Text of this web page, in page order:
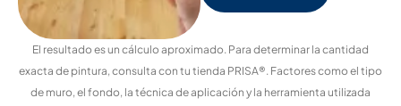
El resultado es un cálculo aproximado. Para determinar la cantidad
exacta de pintura, consulta con tu tienda PRISA®. Factores como el tipo
de muro, el fondo, la técnica de aplicación y la herramienta utilizada